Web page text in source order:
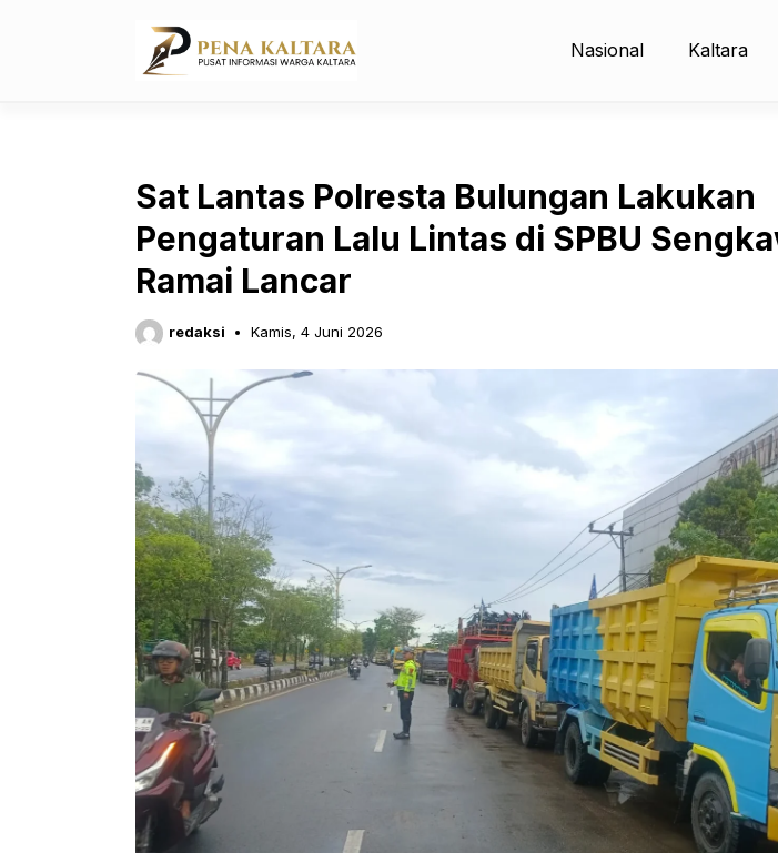
Nasional Kaltara
Sat Lantas Polresta Bulungan Lakukan
Pengaturan Lalu Lintas di SPBU
Ramai Lancar
redaksi Kamis, 4 Juni 2026